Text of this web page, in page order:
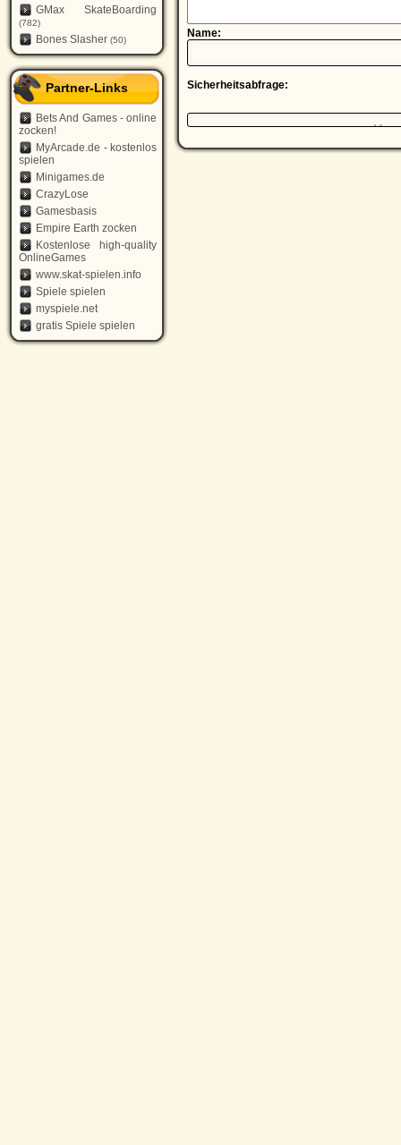
GMax SkateBoarding
(782)
Bones Slasher (50)
Partner-Links
Bets And Games - online
zocken!
MyArcade.de - kostenlos
spielen
Minigames.de
CrazyLose
Gamesbasis
Empire Earth zocken
Kostenlose high-quality
OnlineGames
www.skat-spielen.info
Spiele spielen
myspiele.net
gratis Spiele spielen
Name:
Sicherheitsabfrage: